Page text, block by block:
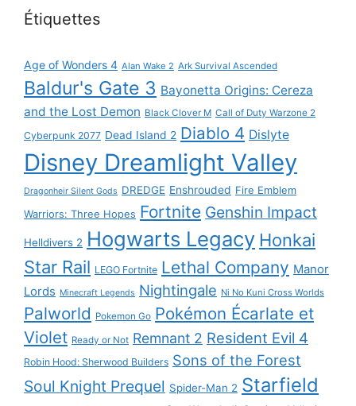
Étiquettes
Age of Wonders 4 Alan Wake 2 Ark Survival Ascended
Baldur's Gate 3 Bayonetta Origins: Cereza
and the Lost Demon Black Clover M Call of Duty Warzone 2
Cyberpunk 2077 Dead Island 2 Diablo 4 Dislyte
Disney Dreamlight Valley
Dragonheir Silent Gods DREDGE Enshrouded Fire Emblem
Warriors: Three Hopes Fortnite Genshin Impact
Helldivers 2 Hogwarts Legacy Honkai
Star Rail LEGO Fortnite Lethal Company Manor
Lords Minecraft Legends Nightingale Ni No Kuni Cross Worlds
Palworld Pokemon Go Pokémon Écarlate et
Violet Ready or Not Remnant 2 Resident Evil 4
Robin Hood: Sherwood Builders Sons of the Forest
Soul Knight Prequel Spider-Man 2 Starfield